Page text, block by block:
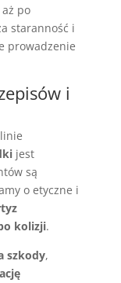
po
staranność i
prowadzenie
i
jest
są
o etyczne i
kolizji.
szkody,